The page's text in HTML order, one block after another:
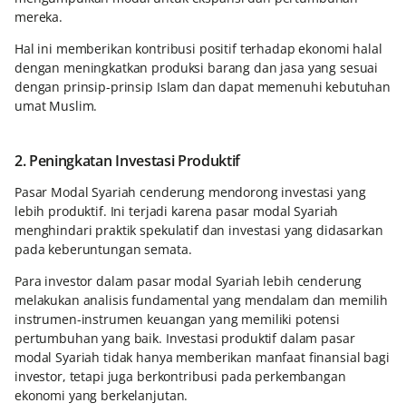
mereka.
Hal ini memberikan kontribusi positif terhadap ekonomi halal
dengan meningkatkan produksi barang dan jasa yang sesuai
dengan prinsip-prinsip Islam dan dapat memenuhi kebutuhan
umat Muslim.
2. Peningkatan Investasi Produktif
Pasar Modal Syariah cenderung mendorong investasi yang
lebih produktif. Ini terjadi karena pasar modal Syariah
menghindari praktik spekulatif dan investasi yang didasarkan
pada keberuntungan semata.
Para investor dalam pasar modal Syariah lebih cenderung
melakukan analisis fundamental yang mendalam dan memilih
instrumen-instrumen keuangan yang memiliki potensi
pertumbuhan yang baik. Investasi produktif dalam pasar
modal Syariah tidak hanya memberikan manfaat finansial bagi
investor, tetapi juga berkontribusi pada perkembangan
ekonomi yang berkelanjutan.